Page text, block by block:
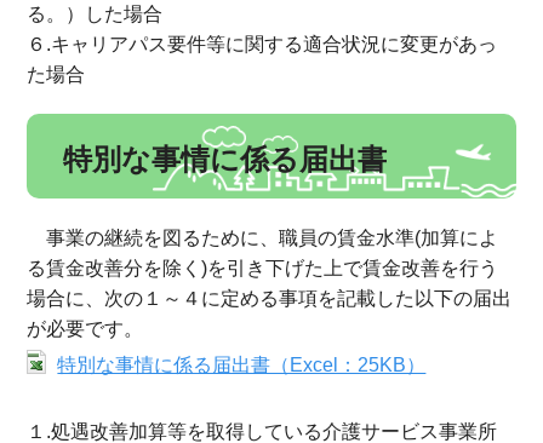
る。）した場合
６.キャリアパス要件等に関する適合状況に変更があっ
た場合
特別な事情に係る届出書
事業の継続を図るために、職員の賃金水準(加算によ
る賃金改善分を除く)を引き下げた上で賃金改善を行う
場合に、次の１～４に定める事項を記載した以下の届出
が必要です。
特別な事情に係る届出書（Excel：25KB）
１.処遇改善加算等を取得している介護サービス事業所